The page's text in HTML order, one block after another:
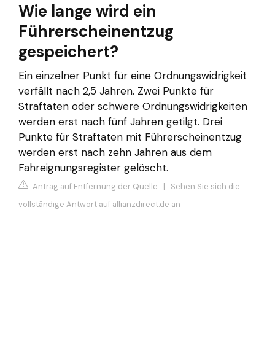
Wie lange wird ein
Führerscheinentzug
gespeichert?
Ein einzelner Punkt für eine Ordnungswidrigkeit
verfällt nach 2,5 Jahren. Zwei Punkte für
Straftaten oder schwere Ordnungswidrigkeiten
werden erst nach fünf Jahren getilgt. Drei
Punkte für Straftaten mit Führerscheinentzug
werden erst nach zehn Jahren aus dem
Fahreignungsregister gelöscht.
Antrag auf Entfernung der Quelle | Sehen Sie sich die
vollständige Antwort auf allianzdirect.de an